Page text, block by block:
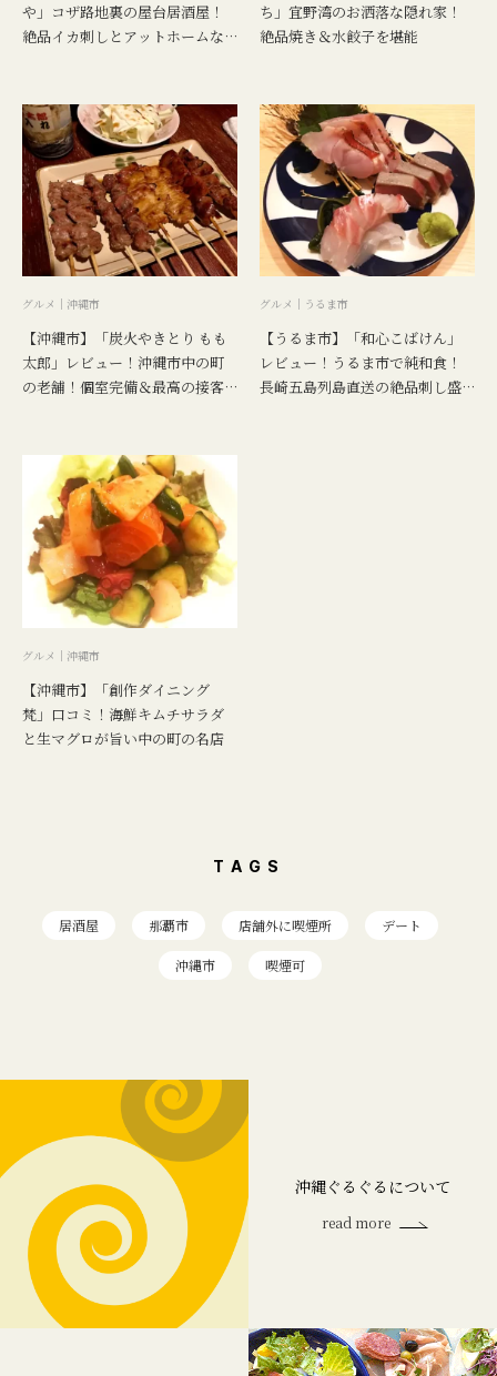
や」コザ路地裏の屋台居酒屋！
絶品イカ刺しとアットホームな
ち」宜野湾のお洒落な隠れ家！
絶品焼き＆水餃子を堪能
グルメ｜沖縄市
【沖縄市】「炭火やきとり もも
太郎」レビュー！沖縄市中の町
の老舗！個室完備＆最高の接客
グルメ｜うるま市
【うるま市】「和心こばけん」
レビュー！うるま市で純和食！
長崎五島列島直送の絶品刺し盛
グルメ｜沖縄市
【沖縄市】「創作ダイニング
梵」口コミ！海鮮キムチサラダ
と生マグロが旨い中の町の名店
TAGS
居酒屋 那覇市 店舗外に喫煙所 デート
沖縄市 喫煙可
沖縄ぐるぐるについて
read more